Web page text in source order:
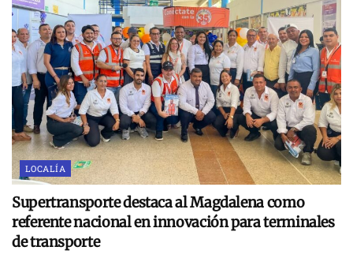
LOCALÍA
Supertransporte destaca al Magdalena como
referente nacional en innovación para terminales
de transporte